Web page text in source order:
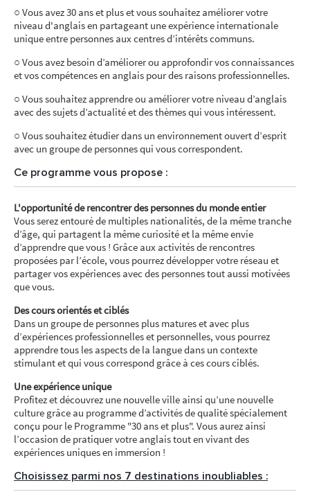
○ Vous avez 30 ans et plus et vous souhaitez améliorer votre
niveau d'anglais en partageant une expérience internationale
unique entre personnes aux centres d’intérêts communs.
○ Vous avez besoin d’améliorer ou approfondir vos connaissances
et vos compétences en anglais pour des raisons professionnelles.
○ Vous souhaitez apprendre ou améliorer votre niveau d’anglais
avec des sujets d’actualité et des thèmes qui vous intéressent.
○ Vous souhaitez étudier dans un environnement ouvert d’esprit
avec un groupe de personnes qui vous correspondent.
Ce programme vous propose :
L'opportunité de rencontrer des personnes du monde entier
Vous serez entouré de multiples nationalités, de la même tranche
d’âge, qui partagent la même curiosité et la même envie
d’apprendre que vous ! Grâce aux activités de rencontres
proposées par l’école, vous pourrez développer votre réseau et
partager vos expériences avec des personnes tout aussi motivées
que vous.
Des cours orientés et ciblés
Dans un groupe de personnes plus matures et avec plus
d’expériences professionnelles et personnelles, vous pourrez
apprendre tous les aspects de la langue dans un contexte
stimulant et qui vous correspond grâce à ces cours ciblés.
Une expérience unique
Profitez et découvrez une nouvelle ville ainsi qu’une nouvelle
culture grâce au programme d’activités de qualité spécialement
conçu pour le Programme "30 ans et plus". Vous aurez ainsi
l’occasion de pratiquer votre anglais tout en vivant des
expériences uniques en immersion !
Choisissez parmi nos 7 destinations inoubliables :